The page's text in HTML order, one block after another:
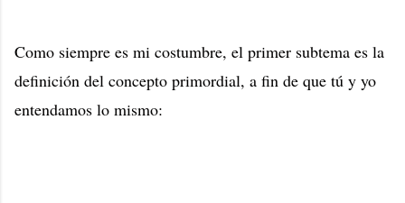
Como siempre es mi costumbre, el primer subtema es la
definición del concepto primordial, a fin de que tú y yo
entendamos lo mismo: